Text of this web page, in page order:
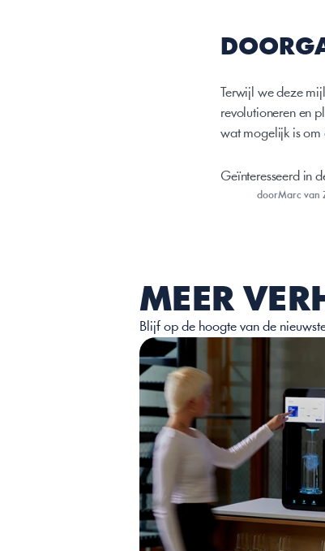
Terwijl we deze
revolutioneren en
wat mogelijk is om
Geïnteresseerd in
doorMarc van
MEER
Blijf op de hoogte van de